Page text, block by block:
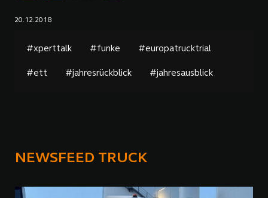
20.12.2018
#xperttalk #funke #europatrucktrial
#ett #jahresrückblick #jahresausblick
NEWSFEED TRUCK